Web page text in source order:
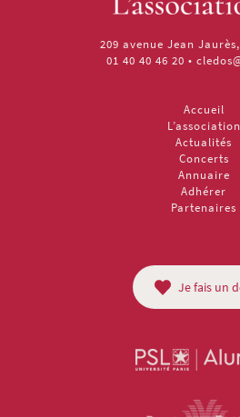
209 avenue Jean
01 40 40 46 20 •
Accueil
L’association
Actualités
Concerts
Annuaire
Adhérer
Partenaires
Je fais un